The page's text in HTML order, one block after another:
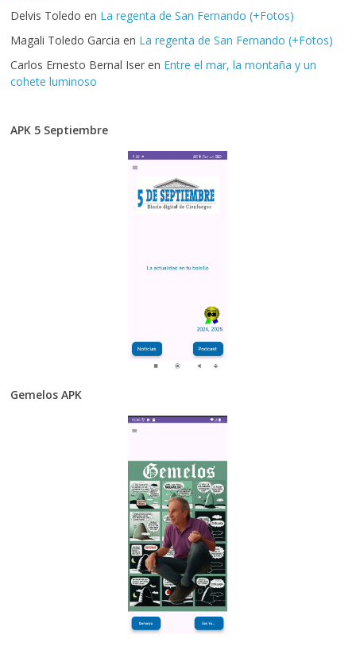
Delvis Toledo en La regenta de San Fernando (+Fotos)
Magali Toledo Garcia en La regenta de San Fernando (+Fotos)
Carlos Ernesto Bernal Iser en Entre el mar, la montaña y un
cohete luminoso
APK 5 Septiembre
Gemelos APK